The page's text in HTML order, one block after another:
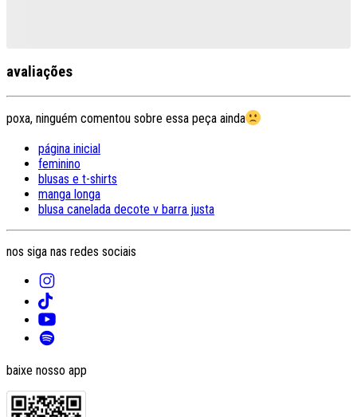
avaliações
poxa, ninguém comentou sobre essa peça ainda
página inicial
feminino
blusas e t-shirts
manga longa
blusa canelada decote v barra justa
nos siga nas redes sociais
baixe nosso app